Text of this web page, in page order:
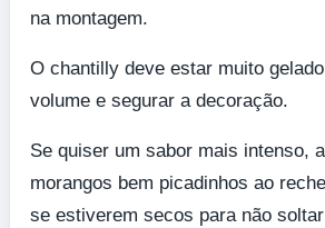
na montagem.
O chantilly deve estar muito
volume e segurar a decoração.
Se quiser um sabor mais intenso,
morangos bem picadinhos ao
se estiverem secos para não